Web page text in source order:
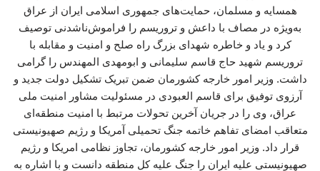
همسایه و مسلمان، حمایت‌های جمهوری اسلامی ایران از عراق
به‌ویژه در مصاف با داعش و تروریسم را فراموش‌ناشدنی توصیف
کرد و یاد و خاطره شهدای بزرگ راه صلح و امنیت و مقابله با
تروریسم شهید حاج قاسم سلیمانی و ابومهدی المهندس را گرامی
داشت. وزیر امور خارجه کشورمان ضمن تبریک تشکیل دولت جدید و
آرزوی توفیق برای قاسم العبودی در مسئولیت مشاور امنیت ملی
عراق، وی را در جریان آخرین تحولات مرتبط با امنیت منطقه‌ای
متعاقب امضای تفاهم خاتمه جنگ تحمیلی آمریکا و رژیم صهیونیستی
قرار داد. وزیر امور خارجه کشورمان، تجاوز نظامی امریکا و رژیم
صهیونیستی علیه ایران را جنگ علیه کل منطقه دانست و با اشاره به